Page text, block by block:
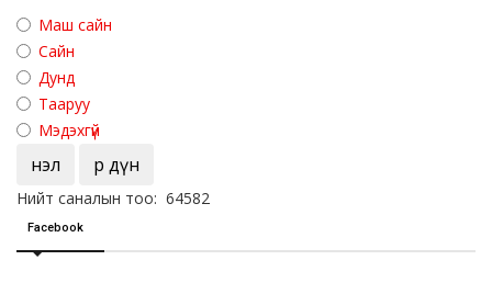
Маш сайн
Сайн
Дунд
Тааруу
Мэдэхгүй
Үнэл Үр дүн
Нийт саналын тоо: 64582
Facebook